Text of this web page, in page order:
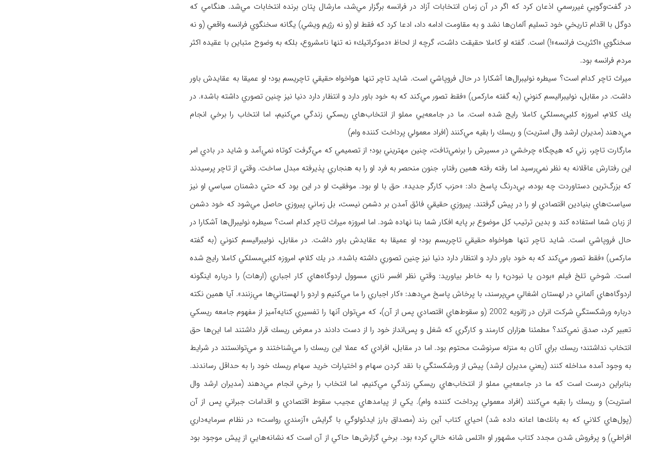
در گفت‌وگويي غيررسمي اذعان كرد كه اگر در آن زمان انتخابات آزاد در فرانسه برگزار مي‌شد، مارشال پتان برنده انتخابات مي‌شد. هنگامي كه
دوگل با اقدام تاريخي خود تسليم آلمان‌ها نشد و به مقاومت ادامه داد، ادعا كرد كه فقط او (و نه رژيم ويشي) يگانه سخنگوي فرانسه واقعي (و نه
سخنگوي «اكثريت فرانسه»!) است. گفته او كاملا حقيقت داشت، گرچه از لحاظ «دموكراتيك» نه تنها نامشروع، بلكه به وضوح متباين با عقيده اكثر
مردم فرانسه بود.
ميراث تاچر كدام است؟ سيطره نوليبرال‌ها آشكارا در حال فروپاشي است. شايد تاچر تنها هواخواه حقيقي تاچريسم بود؛ او عميقا به عقايدش باور
داشت. در مقابل، نوليبراليسم كنوني (به گفته ماركس) «فقط تصور مي‌كند كه به خود باور دارد و انتظار دارد دنيا نيز چنين تصوري داشته باشد». در
يك كلام، امروزه كلبي‌مسلكي كاملا رايج شده است. ما در جامعه‌يي مملو از انتخاب‌هاي ريسكي زندگي مي‌كنيم، اما انتخاب را برخي انجام
مي‌دهند (مديران ارشد وال استريت) و ريسك را بقيه مي‌كنند (افراد معمولي پرداخت كننده وام)
مارگارت تاچر، زني كه هيچگاه چرخشي در مسيرش را برنمي‌تافت، چنين مهتريني بود؛ از تصميمي كه مي‌گرفت كوتاه نمي‌آمد و شايد در بادي امر
اين رفتارش عاقلانه به نظر نمي‌رسيد اما رفته رفته همين رفتار، جنون منحصر به فرد او را به هنجاري پذيرفته مبدل ساخت. وقتي از تاچر پرسيدند
كه بزرگ‌ترين دستاوردت چه بوده، بي‌درنگ پاسخ داد: «حزب كارگر جديد». حق با او بود. موفقيت او در اين بود كه حتي دشمنان سياسي او نيز
سياست‌هاي بنيادين اقتصادي او را در پيش گرفتند. پيروزي حقيقي فائق آمدن بر دشمن نيست، بل زماني پيروزي حاصل مي‌شود كه خود دشمن
از زبان شما استفاده ‌كند و بدين ترتيب كل موضوع بر پايه افكار شما بنا نهاده شود. اما امروزه ميراث تاچر كدام است؟ سيطره نوليبرال‌ها آشكارا در
حال فروپاشي است. شايد تاچر تنها هواخواه حقيقي تاچريسم بود؛ او عميقا به عقايدش باور داشت. در مقابل، نوليبراليسم كنوني (به گفته
ماركس) «فقط تصور مي‌كند كه به خود باور دارد و انتظار دارد دنيا نيز چنين تصوري داشته باشد». در يك كلام، امروزه كلبي‌مسلكي كاملا رايج شده
است. شوخي تلخ فيلم «بودن يا نبودن» را به خاطر بياوريد: وقتي نظر افسر نازي مسوول اردوگاه‌هاي كار اجباري (ارهات) را درباره اينگونه
اردوگاه‌هاي آلماني در لهستان اشغالي مي‌پرسند، با پرخاش پاسخ مي‌دهد: «كار اجباري را ما مي‌كنيم و اردو را لهستاني‌ها مي‌زنند». آيا همين نكته
درباره ورشكستگي شركت انران در ژانويه 2002 (و سقوط‌هاي اقتصادي پس از آن)، كه مي‌توان آنها را تفسيري كنايه‌آميز از مفهوم جامعه ريسكي
تعبير كرد، صدق نمي‌كند؟ مطمئنا هزاران كارمند و كارگري كه شغل و پس‌انداز خود را از دست دادند در معرض ريسك قرار داشتند اما اين‌ها حق
انتخاب نداشتند؛ ريسك براي آنان به منزله سرنوشت محتوم بود. اما در مقابل، افرادي كه عملا اين ريسك را مي‌شناختند و مي‌توانستند در شرايط
به وجود آمده مداخله كنند (يعني مديران ارشد) پيش از ورشكستگي با نقد كردن سهام و اختيارات خريد سهام ريسك خود را به حداقل رساندند.
بنابراين درست است كه ما در جامعه‌يي مملو از انتخاب‌هاي ريسكي زندگي مي‌كنيم، اما انتخاب را برخي انجام مي‌دهند (مديران ارشد وال
استريت) و ريسك را بقيه مي‌كنند (افراد معمولي پرداخت كننده وام). يكي از پيامدهاي عجيب سقوط اقتصادي و اقدامات جبراني پس از آن
(پول‌هاي كلاني كه به بانك‌ها اعانه داده شد) احياي كتاب آين رند (مصداق بارز ايدئولوگي با گرايش «آزمندي رواست» در نظام سرمايه‌داري
افراطي) و پرفروش شدن مجدد كتاب مشهور او «اتلس شانه خالي كرد» بود. برخي گزارش‌ها حاكي از آن است كه نشانه‌هايي از پيش موجود بود